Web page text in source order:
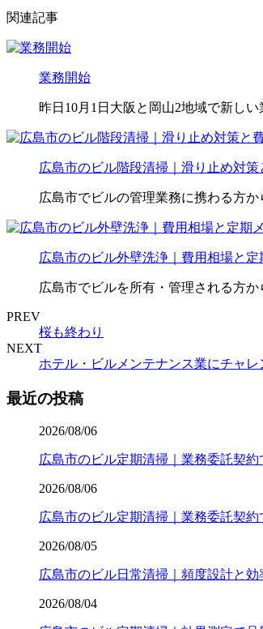
関連記事
業務開始
昨日10月1日大阪と岡山2地域で新し
広島市のビル階段清掃｜滑り止め対
広島市でビルの管理業務に携わる方
広島市のビル外壁洗浄｜費用相場と
広島市でビルを所有・管理される方
PREV
桜も終わり
NEXT
ホテル・ビルメンテナンス業にチャレ
最近の投稿
2026/08/06
広島市のビル定期清掃｜業務委託契
2026/08/06
広島市のビル定期清掃｜業務委託契
2026/08/05
広島市のビル日常清掃｜頻度設計と効
2026/08/04